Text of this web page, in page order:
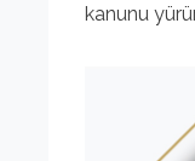
kanunu